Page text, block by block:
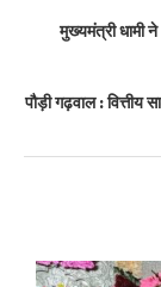
मुख्यमंत्री धामी
पौड़ी गढ़वाल : वित्तीय